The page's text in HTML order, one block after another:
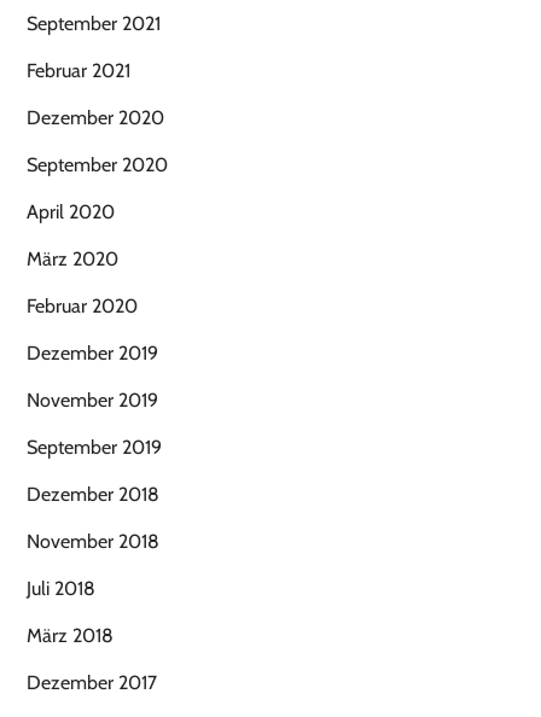
September 2021
Februar 2021
Dezember 2020
September 2020
April 2020
März 2020
Februar 2020
Dezember 2019
November 2019
September 2019
Dezember 2018
November 2018
Juli 2018
März 2018
Dezember 2017